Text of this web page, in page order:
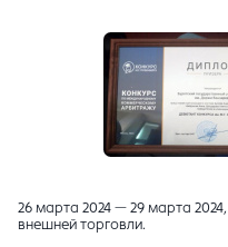
26 марта 2024 — 29 марта
внешней торговли.